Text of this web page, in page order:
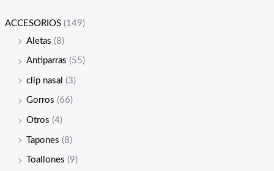
ACCESORIOS (149)
Aletas (8)
Antiparras (55)
clip nasal (3)
Gorros (66)
Otros (4)
Tapones (8)
Toallones (9)